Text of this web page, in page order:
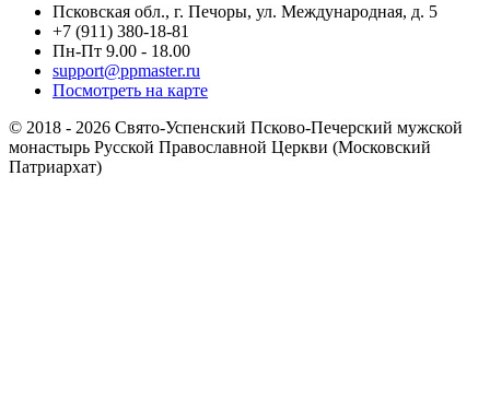
Псковская обл., г. Печоры, ул. Международная, д. 5
+7 (911) 380-18-81
Пн-Пт 9.00 - 18.00
support@ppmaster.ru
Посмотреть на карте
© 2018 - 2026 Свято-Успенский Псково-Печерский мужской
монастырь Русской Православной Церкви (Московский
Патриархат)